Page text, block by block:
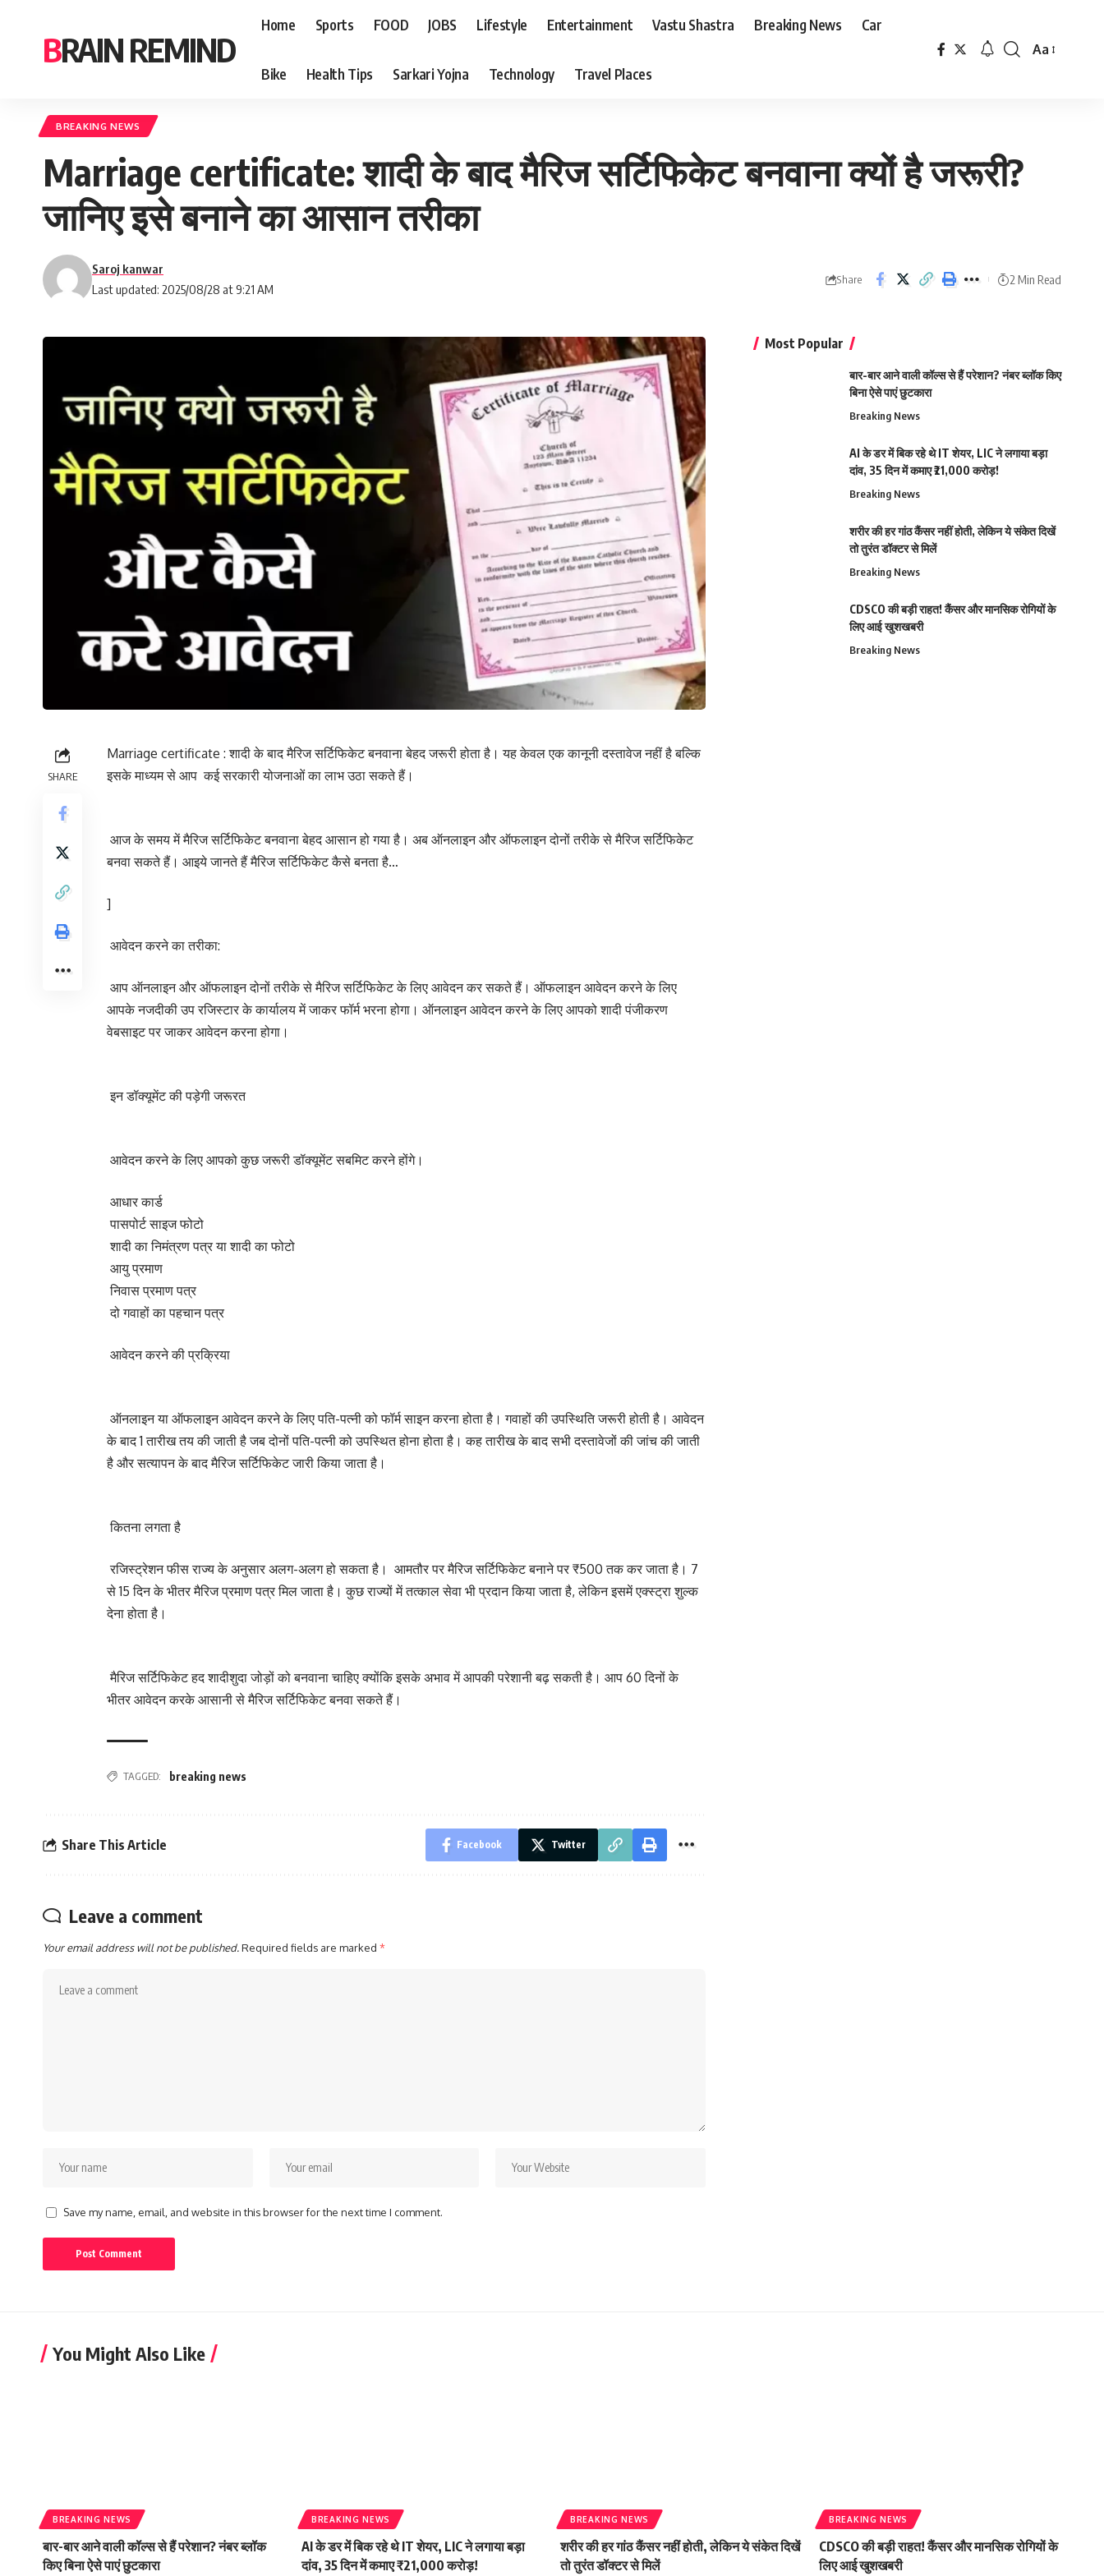
BRAIN REMIND
Home Sports FOOD JOBS Lifestyle Entertainment Vastu Shastra Breaking News Car
Bike Health Tips Sarkari Yojna Technology Travel Places
Font
Aa
BREAKING NEWS
Marriage certificate: शादी के बाद मैरिज सर्टिफिकेट बनवाना क्यों है जरूरी?
जानिए इसे बनाने का आसान तरीका
Last updated: 2025/08/28 at 9:21 AM
Saroj kanwar
Share 2 Min Read
SHARE
Marriage certificate : शादी के बाद मैरिज सर्टिफिकेट बनवाना बेहद जरूरी होता है। यह केवल एक कानूनी दस्तावेज नहीं है बल्कि
इसके माध्यम से आप कई सरकारी योजनाओं का लाभ उठा सकते हैं।
आज के समय में मैरिज सर्टिफिकेट बनवाना बेहद आसान हो गया है। अब ऑनलाइन और ऑफलाइन दोनों तरीके से मैरिज सर्टिफिकेट
बनवा सकते हैं। आइये जानते हैं मैरिज सर्टिफिकेट कैसे बनता है…
]
आवेदन करने का तरीका:
आप ऑनलाइन और ऑफलाइन दोनों तरीके से मैरिज सर्टिफिकेट के लिए आवेदन कर सकते हैं। ऑफलाइन आवेदन करने के लिए
आपके नजदीकी उप रजिस्टार के कार्यालय में जाकर फॉर्म भरना होगा। ऑनलाइन आवेदन करने के लिए आपको शादी पंजीकरण
वेबसाइट पर जाकर आवेदन करना होगा।
इन डॉक्यूमेंट की पड़ेगी जरूरत
आवेदन करने के लिए आपको कुछ जरूरी डॉक्यूमेंट सबमिट करने होंगे।
आधार कार्ड
पासपोर्ट साइज फोटो
शादी का निमंत्रण पत्र या शादी का फोटो
आयु प्रमाण
निवास प्रमाण पत्र
दो गवाहों का पहचान पत्र
आवेदन करने की प्रक्रिया
ऑनलाइन या ऑफलाइन आवेदन करने के लिए पति-पत्नी को फॉर्म साइन करना होता है। गवाहों की उपस्थिति जरूरी होती है। आवेदन
के बाद 1 तारीख तय की जाती है जब दोनों पति-पत्नी को उपस्थित होना होता है। कह तारीख के बाद सभी दस्तावेजों की जांच की जाती
है और सत्यापन के बाद मैरिज सर्टिफिकेट जारी किया जाता है।
कितना लगता है
रजिस्ट्रेशन फीस राज्य के अनुसार अलग-अलग हो सकता है। आमतौर पर मैरिज सर्टिफिकेट बनाने पर ₹500 तक कर जाता है। 7
से 15 दिन के भीतर मैरिज प्रमाण पत्र मिल जाता है। कुछ राज्यों में तत्काल सेवा भी प्रदान किया जाता है, लेकिन इसमें एक्स्ट्रा शुल्क
देना होता है।
मैरिज सर्टिफिकेट हद शादीशुदा जोड़ों को बनवाना चाहिए क्योंकि इसके अभाव में आपकी परेशानी बढ़ सकती है। आप 60 दिनों के
भीतर आवेदन करके आसानी से मैरिज सर्टिफिकेट बनवा सकते हैं।
TAGGED: breaking news
Share This Article Facebook Twitter
Leave a comment
Your email address will not be published.Required fields are marked *
Save my name, email, and website in this browser for the next time I comment.
Most Popular
बार-बार आने वाली कॉल्स से हैं परेशान? नंबर ब्लॉक किए
बिना ऐसे पाएं छुटकारा
Breaking News
AI के डर में बिक रहे थे IT शेयर, LIC ने लगाया बड़ा
दांव, 35 दिन में कमाए ₹21,000 करोड़!
Breaking News
शरीर की हर गांठ कैंसर नहीं होती, लेकिन ये संकेत दिखें
तो तुरंत डॉक्टर से मिलें
Breaking News
CDSCO की बड़ी राहत! कैंसर और मानसिक रोगियों के
लिए आई खुशखबरी
Breaking News
You Might Also Like
BREAKING NEWS
बार-बार आने वाली कॉल्स से हैं परेशान? नंबर ब्लॉक
किए बिना ऐसे पाएं छुटकारा
BREAKING NEWS
AI के डर में बिक रहे थे IT शेयर, LIC ने लगाया बड़ा
दांव, 35 दिन में कमाए ₹21,000 करोड़!
BREAKING NEWS
शरीर की हर गांठ कैंसर नहीं होती, लेकिन ये संकेत दिखें
तो तुरंत डॉक्टर से मिलें
BREAKING NEWS
CDSCO की बड़ी राहत! कैंसर और मानसिक रोगियों के
लिए आई खुशखबरी